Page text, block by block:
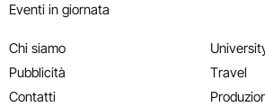
Eventi in giornata
Chi siamo
Pubblicità
Contatti
Travel